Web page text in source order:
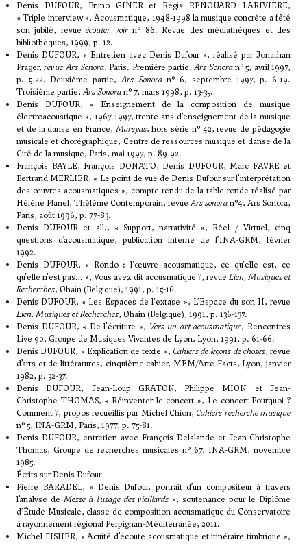
Denis DUFOUR, Bruno GINER et Régis RENOUARD LARIVIÈRE,
« Triple interview », Acousmatique, 1948-1998 la musique concrète a fêté
son jubilé, revueécouter voirn° 86. Revue des médiathèques et des
bibliothèques, 1999, p. 12.
Denis DUFOUR, « Entretien avec Denis Dufour », réalisé par Jonathan
Prager,revue Ars Sonora, Paris. Première partie,Ars Sonoran° 5, avril 1997,
p. 5-22. Deuxième partie,Ars Sonoran° 6, septembre 1997, p. 6-19.
Troisième partie,Ars Sonoran° 7, mars 1998, p. 13-35.
Denis DUFOUR, « Enseignement de la composition de musique
électroacoustique », 1967-1997, trente ans d’enseignement de la musique
et de la danse en France, Marsyas, hors série n° 42, revue de pédagogie
musicale et chorégraphique, Centre de ressources musique et danse de la
Cité de la musique, Paris, mai 1997, p. 89-92.
François BAYLE, François DONATO, Denis DUFOUR, Marc FAVRE et
Bertrand MERLIER, « Le point de vue de Denis Dufour sur l’interprétation
des œuvres acousmatiques », compte-rendu de la table ronde réalisé par
Hélène Planel, Thélème Contemporain, revueArs sonoran°4, Ars Sonora,
Paris, août 1996, p. 77-83.
Denis DUFOUR et all., « Support, narrativité », Réel / Virtuel, cinq
questions d’acousmatique, publication interne de l’INA-GRM, février
1992.
Denis DUFOUR, « Rondo : l'œuvre acousmatique, ce qu'elle est, ce
qu'elle n'est pas… », Vous avez dit acousmatique ?, revue Lien, Musiques et
Recherches, Ohain (Belgique), 1991, p. 15-16.
Denis DUFOUR, « Les Espaces de l'extase », L’Espace du son II, revue
Lien, Musiques et Recherches, Ohain (Belgique), 1991, p. 136-137.
Denis DUFOUR, « De l'écriture », Vers un art acousmatique, Rencontres
Live 90, Groupe de Musiques Vivantes de Lyon, Lyon, 1991, p. 61-66.
Denis DUFOUR, « Explication de texte », Cahiers de leçons de choses, revue
d’arts et de littératures, cinquième cahier, MEM/Arte Facts, Lyon, janvier
1982, p. 32-37.
Denis DUFOUR, Jean-Loup GRATON, Philippe MION et Jean-
Christophe THOMAS, « Réinventer le concert », Le concert Pourquoi ?
Comment ?, propos recueillis par Michel Chion, Cahiers recherche musique
n° 5, INA-GRM, Paris, 1977, p. 75-81.
Denis DUFOUR, entretien avec François Delalande et Jean-Christophe
Thomas, Groupe de recherches musicales n° 67, INA-GRM, novembre
1985.
Écrits sur Denis Dufour
Pierre BARADEL, « Denis Dufour, portrait d’un compositeur à travers
l’analyse de Messe à l’usage des vieillards », soutenance pour le Diplôme
d’Étude Musicale, classe de composition acousmatique du Conservatoire
à rayonnement régional Perpignan-Méditerranée, 2011.
Michel FISHER, « Acuité d’écoute acousmatique et itinéraire timbrique »,